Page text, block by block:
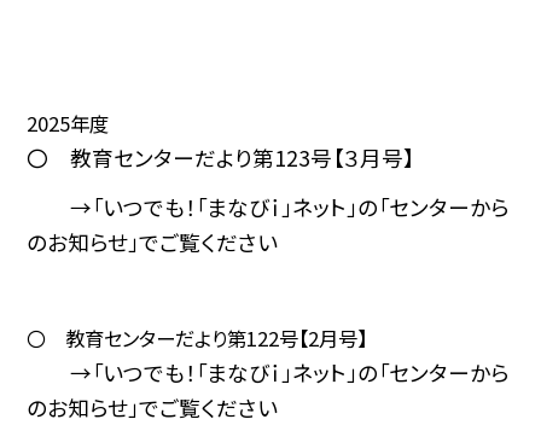
2025年度
〇 教育センターだより第123号【３月号】
→「いつでも！「まなびｉ」ネット」の「センターから
のお知らせ」でご覧ください
〇 教育センターだより第122号【2月号】
→「いつでも！「まなびｉ」ネット」の「センターから
のお知らせ」でご覧ください